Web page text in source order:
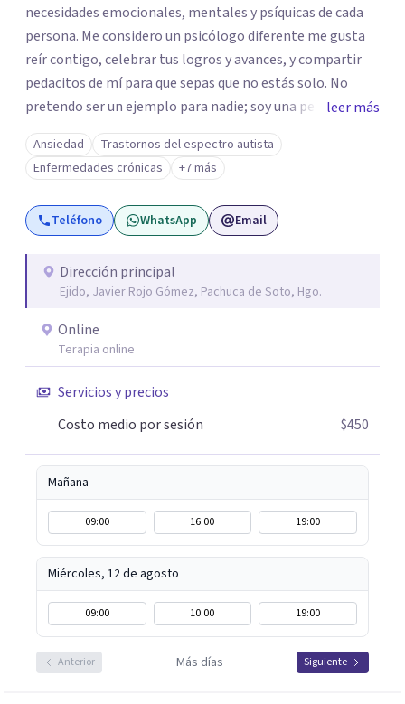
necesidades emocionales, mentales y psíquicas de cada
persona. Me considero un psicólogo diferente me gusta
reír contigo, celebrar tus logros y avances, y compartir
pedacitos de mí para que sepas que no estás solo. No
pretendo ser un ejemplo para nadie; soy una persona que
también sufre, llora, ríe y grita. Para mí, tu salud, tu paz y
tu tranquilidad siempre estarán por encima de lo
económico. A lo largo de mi camino he cuestionado
muchas de las reglas rígidas que aprendí en la formación
tradicional, porque creo que antes que las técnicas se
que el proceso terapéutico tenga sentido. Trabajo
especialmente con procesos de duelo Y psicooncología,
Si tú o algún familiar están atravesando un proceso
relacionado con cáncer, puedes escribirme por WhatsApp
para agendar una primera sesión gratuita. Y si estás
alguien, también puedes contactarme: la primera
conversación no tiene costo.
leer más
Ansiedad
Trastornos del espectro autista
Enfermedades crónicas
+7 más
Teléfono WhatsApp Email
Dirección principal
Ejido, Javier Rojo Gómez, Pachuca de Soto, Hgo.
Online
Terapia online
Servicios y precios
Costo medio por sesión
$450
Mañana
09:00 16:00 19:00
Miércoles, 12 de agosto
09:00 10:00 19:00
Anterior Más días Siguiente